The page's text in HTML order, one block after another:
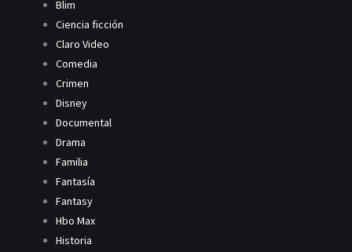
Blim
Ciencia ficción
Claro Video
Comedia
Crimen
Disney
Documental
Drama
Familia
Fantasía
Fantasy
Hbo Max
Historia